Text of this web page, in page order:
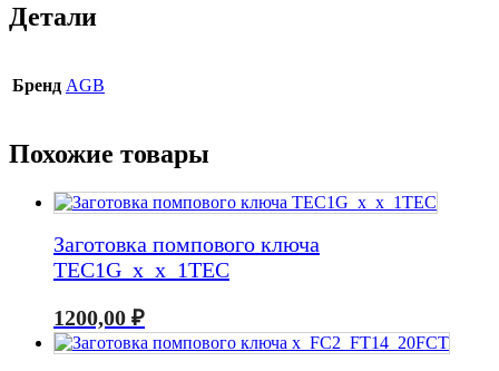
Детали
Бренд AGB
Похожие товары
Заготовка помпового ключа
TEC1G_x_x_1TEC
1200,00 ₽